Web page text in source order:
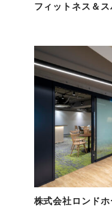
フィットネス＆
株式会社ロンド